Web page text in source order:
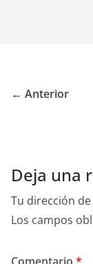
← Anterior
Deja una
Tu dirección
Los campos